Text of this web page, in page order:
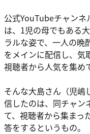
公式YouTubeチャン
は、1児の母でもある
ラルな姿で、一人の晩
をメインに配信し、気
視聴者から人気を集め
そんな大島さん（児嶋
信したのは、同チャン
て、視聴者から集まっ
答をするというもの。